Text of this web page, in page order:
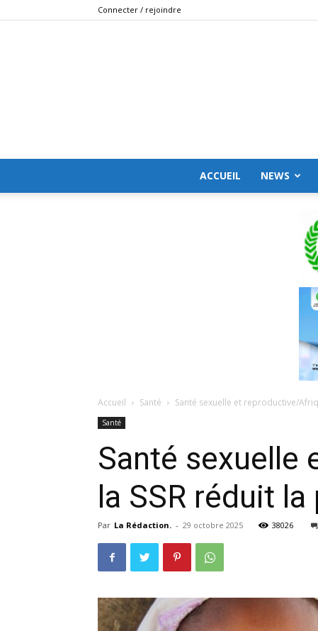
Connecter / rejoindre
ACCUEIL NEWS
Accueil Santé Santé sexuelle et reproductive/
Santé
Santé sexuelle
la SSR réduit
Par La Rédaction. - 29 octobre 2025 38026